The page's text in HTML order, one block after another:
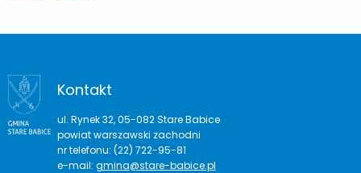
Kontakt
ul. Rynek 32, 05-082 Stare Babice
powiat warszawski zachodni
nr telefonu: (22) 722-95-81
e-mail: gmina@stare-babice.pl